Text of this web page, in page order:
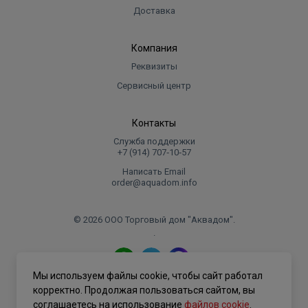
Доставка
Компания
Реквизиты
Сервисный центр
Контакты
Служба поддержки
+7 (914) 707‑10‑57
Написать Email
order@aquadom.info
© 2026 ООО Торговый дом "Аквадом".
.
Политика конфиденциальности
Мы используем файлы cookie, чтобы сайт работал
корректно. Продолжая пользоваться сайтом, вы
соглашаетесь на использование файлов cookie